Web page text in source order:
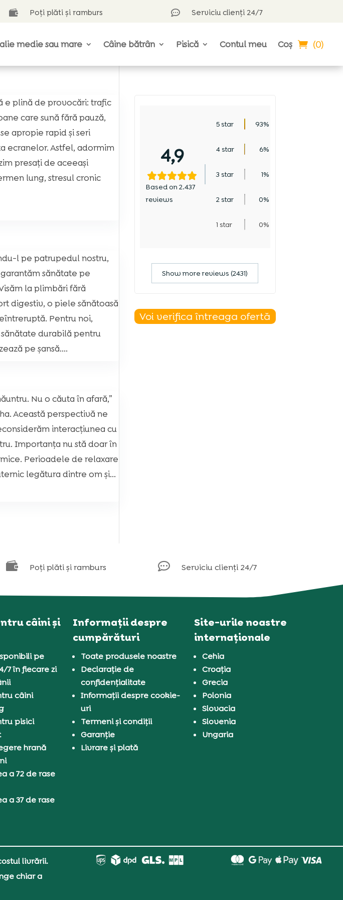
 Poți plăti și ramburs  Serviciu clienți 24/7
medie sau mare Câine bătrân Pisică Contul meu Coș (0)
e plină de provocări: trafic
care sună fără pauză,
apropie rapid și seri
ecranelor. Astfel, adormim
presați de aceeași
lung, stresul cronic
l pe patrupedul nostru,
sănătate pe
la plimbări fără
digestiv, o piele sănătoasă
Pentru noi,
durabilă pentru
pe șansă....
Nu o căuta în afară,”
Această perspectivă ne
interacțiunea cu
Importanța nu stă doar în
Perioadele de relaxare
legătura dintre om și...
4,9
Based on 2.437
reviews
5 star 93%
4 star 6%
3 star 1%
2 star 0%
1 star 0%
Show more reviews (2431)
Voi verifica întreaga ofertă
 Poți plăti și ramburs  Serviciu clienți 24/7
câini și
pe
7 în fiecare zi
câini
pisici
hrană
a 72 de rase
a 37 de rase
Informații despre
cumpărături
Toate produsele noastre
Declarație de
confidențialitate
Informații despre cookie-
uri
Termeni și condiții
Garanție
Livrare și plată
Site-urile noastre
internaționale
Cehia
Croația
Grecia
Polonia
Slovacia
Slovenia
Ungaria
livrării.
chiar a